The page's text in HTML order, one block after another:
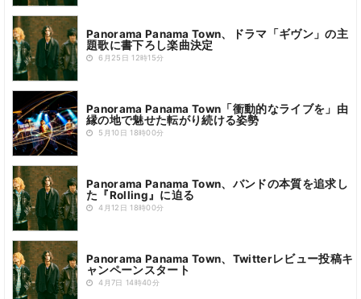
Panorama Panama Town、ドラマ「ギヴン」の主
題歌に書下ろし楽曲決定
6月25日 12時15分
Panorama Panama Town「衝動的なライブを」由
縁の地で魅せた転がり続ける姿勢
5月10日 18時00分
Panorama Panama Town、バンドの本質を追求し
た『Rolling』に迫る
4月12日 18時00分
Panorama Panama Town、Twitterレビュー投稿キ
ャンペーンスタート
4月7日 14時40分